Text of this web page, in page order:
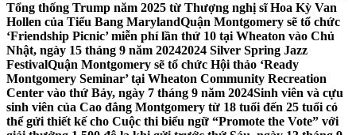
Tổng thống Trump năm 2025 từ Thượng nghị sĩ Hoa Kỳ Van
Hollen của Tiểu Bang MarylandQuận Montgomery sẽ tổ chức
‘Friendship Picnic’ miễn phí lần thứ 10 tại Wheaton vào Chủ
Nhật, ngày 15 tháng 9 năm 20242024 Silver Spring Jazz
FestivalQuận Montgomery sẽ tổ chức Hội thảo ‘Ready
Montgomery Seminar’ tại Wheaton Community Recreation
Center vào thứ Bảy, ngày 7 tháng 9 năm 2024Sinh viên và cựu
sinh viên của Cao đẳng Montgomery từ 18 tuổi đến 25 tuổi có
thể gửi thiết kế cho Cuộc thi biểu ngữ “Promote the Vote” với